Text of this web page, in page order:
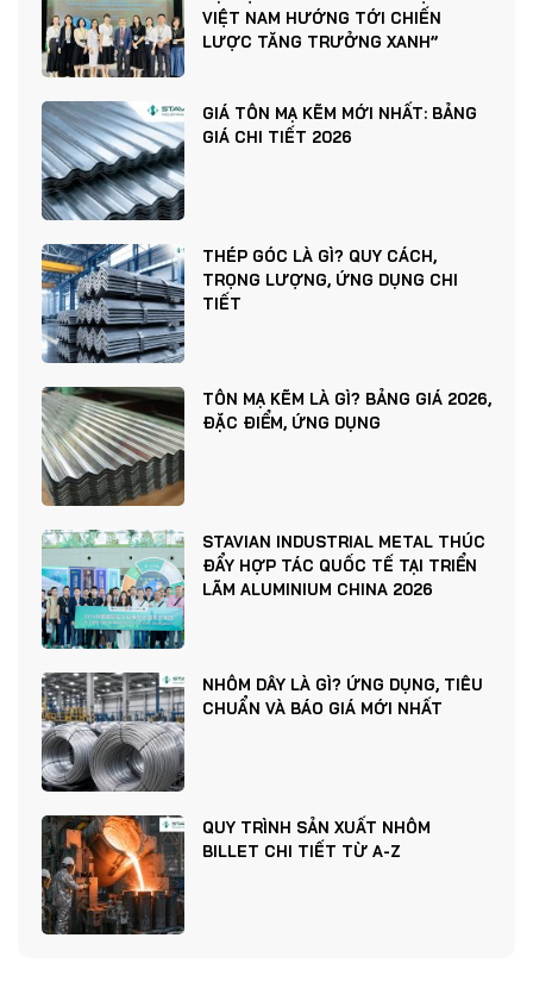
VIỆT NAM HƯỚNG TỚI CHIẾN
LƯỢC TĂNG TRƯỞNG XANH”
GIÁ TÔN MẠ KẼM MỚI NHẤT: BẢNG
GIÁ CHI TIẾT 2026
THÉP GÓC LÀ GÌ? QUY CÁCH,
TRỌNG LƯỢNG, ỨNG DỤNG CHI
TIẾT
TÔN MẠ KẼM LÀ GÌ? BẢNG GIÁ 2026,
ĐẶC ĐIỂM, ỨNG DỤNG
STAVIAN INDUSTRIAL METAL THÚC
ĐẨY HỢP TÁC QUỐC TẾ TẠI TRIỂN
LÃM ALUMINIUM CHINA 2026
NHÔM DÂY LÀ GÌ? ỨNG DỤNG, TIÊU
CHUẨN VÀ BÁO GIÁ MỚI NHẤT
QUY TRÌNH SẢN XUẤT NHÔM
BILLET CHI TIẾT TỪ A-Z